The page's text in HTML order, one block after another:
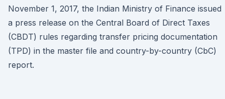
November 1, 2017, the Indian Ministry of Finance issued
a press release on the Central Board of Direct Taxes
(CBDT) rules regarding transfer pricing documentation
(TPD) in the master file and country-by-country (CbC)
report.